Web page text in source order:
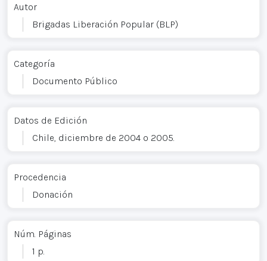
Autor
Brigadas Liberación Popular (BLP)
Categoría
Documento Público
Datos de Edición
Chile, diciembre de 2004 o 2005.
Procedencia
Donación
Núm. Páginas
1 p.